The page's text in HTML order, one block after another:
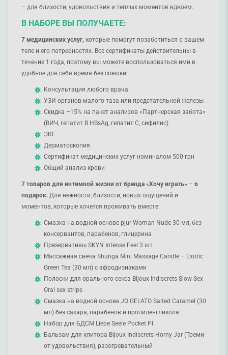
– для близости, удовольствия и теплых моментов вдвоем.
В НАБОРЕ ВЫ ПОЛУЧАЕТЕ:
7 медицинских услуг, которые помогут позаботиться о вашем
теле и его потребностях. Все сертификаты действительны в
течение 1 года, поэтому вы можете воспользоваться ими в
удобное для себя время без спешки:
Консультация любого врача
УЗИ органов малого таза или предстательной железы
Скидка –15% на пакет анализов «Партнерская забота»
(ВИЧ, гепатит B HBsAg, гепатит C, сифилис)
ЭКГ
Дерматоскопия
Сертификат медицинских услуг номиналом 500 грн
Общий анализ крови
7 товаров для интимной жизни от бренда «Хочу играть» – в
подарок. Для нежности, близости, новых ощущений и
моментов, которые хочется проживать вместе:
Смазка на водной основе pjur Woman Nude 30 мл, без
консервантов, парабенов, глицерина
Презервативы SKYN Intense Feel 3 шт
Массажная свеча Shunga Mini Massage Candle – Exotic
Green Tea (30 мл) с афродизиаками
Полоски для орального секса Bijoux Indiscrets Slow Sex
Oral sex strips
Смазка на водной основе JO GELATO Salted Caramel (30
мл) без сахара, парабенов и пропиленгликоля
Набор для БДСМ Liebe Seele Pocket Pl
Бальзам для клитора Bijoux Indiscrets Horny Jar (Треми
от удовольствия), разогревательный